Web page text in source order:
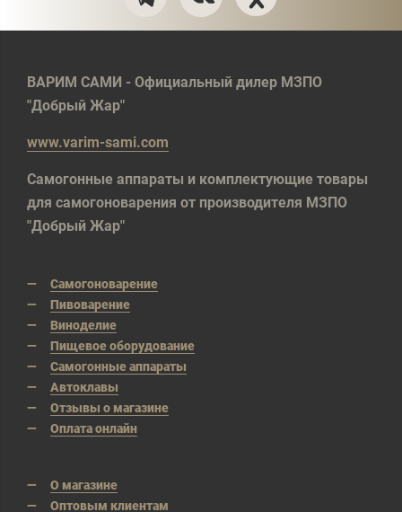
ВАРИМ САМИ - Официальный дилер МЗПО
"Добрый Жар"
www.varim-sami.com
Самогонные аппараты и комплектующие товары
для самогоноварения от производителя МЗПО
"Добрый Жар"
Самогоноварение
Пивоварение
Виноделие
Пищевое оборудование
Самогонные аппараты
Автоклавы
Отзывы о магазине
Оплата онлайн
О магазине
Оптовым клиентам